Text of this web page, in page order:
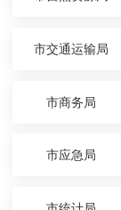
市交通运输局
市商务局
市应急局